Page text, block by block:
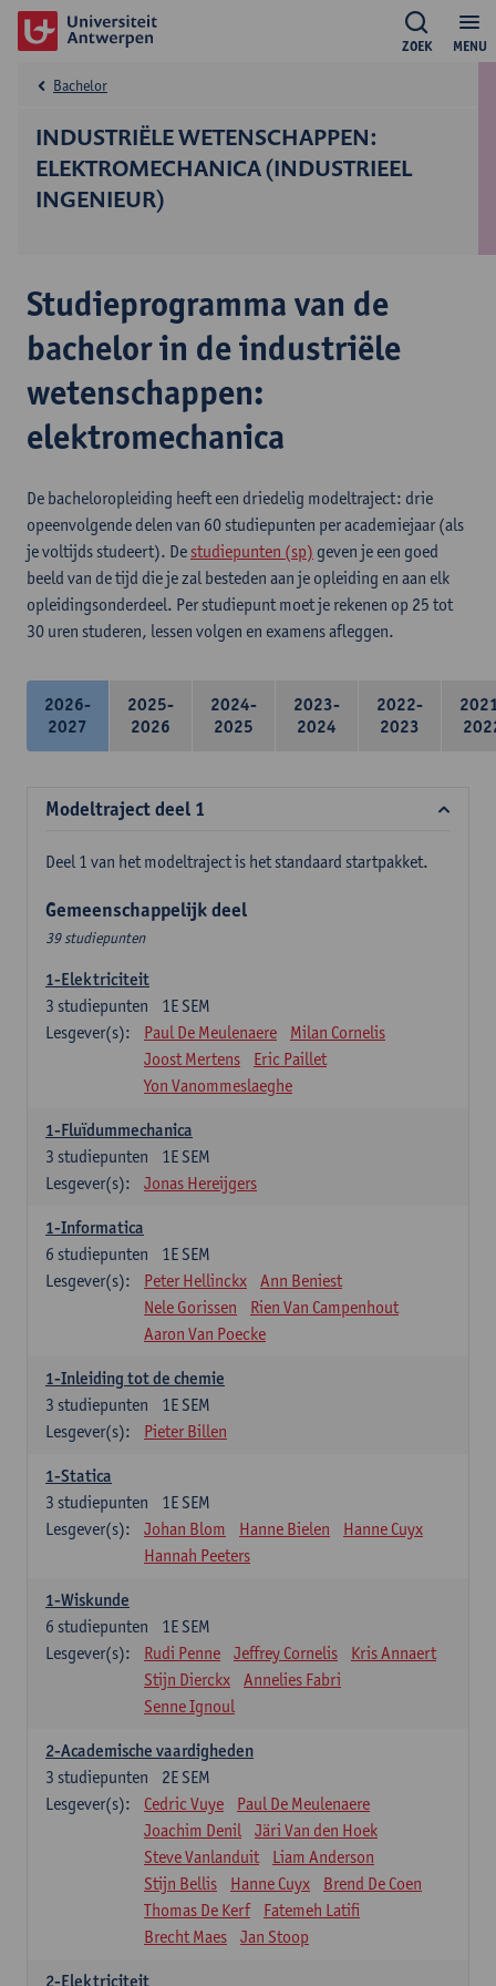
MENU
ZOEK
INDUSTRIËLE WETENSCHAPPEN:
ELEKTROMECHANICA (INDUSTRIEEL
INGENIEUR)
Bachelor
Studieprogramma van de
bachelor in de industriële
wetenschappen:
elektromechanica
De bacheloropleiding heeft een driedelig modeltraject: drie
opeenvolgende delen van 60 studiepunten per academiejaar (als
je voltijds studeert). De studiepunten (sp) geven je een goed
beeld van de tijd die je zal besteden aan je opleiding en aan elk
opleidingsonderdeel. Per studiepunt moet je rekenen op 25 tot
30 uren studeren, lessen volgen en examens afleggen.
2026-
2027
2025-
2026
2024-
2025
2023-
2024
2022-
2023
Modeltraject deel 1
Deel 1 van het modeltraject is het standaard startpakket.
Gemeenschappelijk deel
39 studiepunten
1-Elektriciteit
1E SEM
3 studiepunten
Lesgever(s):
Paul De Meulenaere
Milan Cornelis
Joost Mertens
Eric Paillet
Yon Vanommeslaeghe
1-Fluïdummechanica
1E SEM
3 studiepunten
Lesgever(s):
Jonas Hereijgers
1-Informatica
1E SEM
6 studiepunten
Lesgever(s):
Peter Hellinckx
Ann Beniest
Nele Gorissen
Rien Van Campenhout
Aaron Van Poecke
1-Inleiding tot de chemie
1E SEM
3 studiepunten
Lesgever(s):
Pieter Billen
1-Statica
1E SEM
3 studiepunten
Lesgever(s):
Johan Blom Hanne Bielen
Hanne Cuyx
Hannah Peeters
1-Wiskunde
1E SEM
6 studiepunten
Lesgever(s):
Rudi Penne Jeffrey Cornelis
Kris Annaert
Stijn Dierckx
Annelies Fabri
Senne Ignoul
2-Academische vaardigheden
2E SEM
3 studiepunten
Lesgever(s):
Cedric Vuye
Paul De Meulenaere
Joachim Denil
Järi Van den Hoek
Steve Vanlanduit
Liam Anderson
Stijn Bellis
Hanne Cuyx
Brend De Coen
Thomas De Kerf
Fatemeh Latifi
Brecht Maes
Jan Stoop
2-Elektriciteit